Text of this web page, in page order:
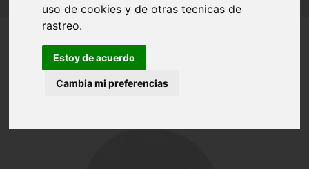
uso de cookies y de otras tecnicas de
rastreo.
Estoy de acuerdo
Cambia mi preferencias